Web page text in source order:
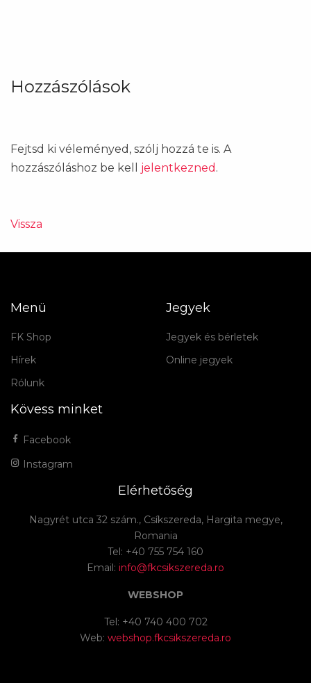
Hozzászólások
Fejtsd ki véleményed, szólj hozzá te is. A
hozzászóláshoz be kell jelentkezned .
Vissza
Menü
FK Shop
Hírek
Rólunk
Jegyek
Jegyek és bérletek
Online jegyek
Kövess minket
Facebook
Instagram
Elérhetőség
Nagyrét utca 32 szám., Csíkszereda, Hargita megye,
Romania
Tel: +40 755 754 160
Email: info@fkcsikszereda.ro
WEBSHOP
Tel: +40 740 400 702
Web: webshop.fkcsikszereda.ro